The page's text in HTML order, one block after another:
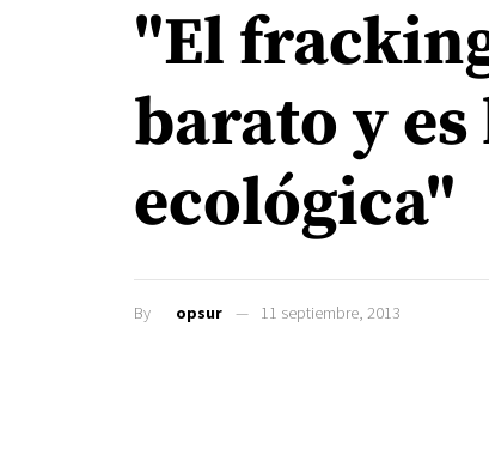
"El
barato y
ecológica"
By opsur 11 septiembre, 2013